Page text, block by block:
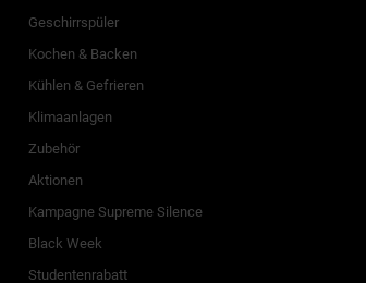
Geschirrspüler
Kochen & Backen
Kühlen & Gefrieren
Klimaanlagen
Zubehör
Aktionen
Kampagne Supreme Silence
Black Week
Studentenrabatt